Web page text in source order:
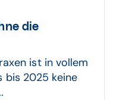
die
ist in vollem
bis 2025 keine